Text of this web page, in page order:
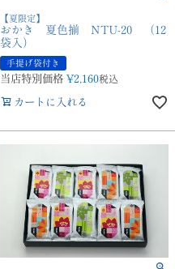
【夏限定】
おかき 夏色揃 NTU-20 （12
袋入）
手提げ袋付き
当店特別価格 ¥2,160税込
カートに入れる